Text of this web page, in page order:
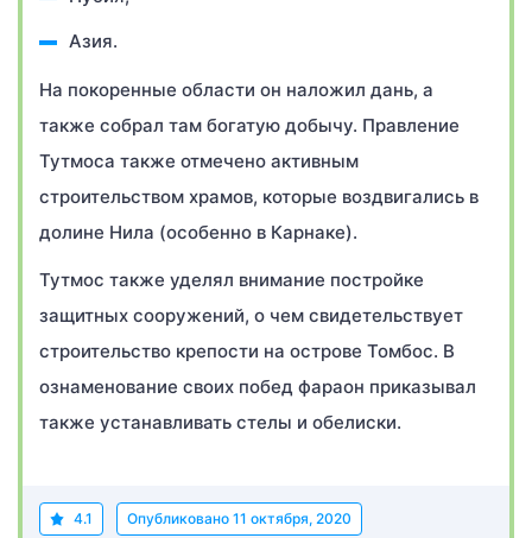
Азия.
На покоренные области он наложил дань, а
также собрал там богатую добычу. Правление
Тутмоса также отмечено активным
строительством храмов, которые воздвигались в
долине Нила (особенно в Карнаке).
Тутмос также уделял внимание постройке
защитных сооружений, о чем свидетельствует
строительство крепости на острове Томбос. В
ознаменование своих побед фараон приказывал
также устанавливать стелы и обелиски.
4.1 Опубликовано 11 октября, 2020